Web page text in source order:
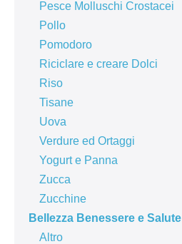
Pesce Molluschi Crostacei
Pollo
Pomodoro
Riciclare e creare Dolci
Riso
Tisane
Uova
Verdure ed Ortaggi
Yogurt e Panna
Zucca
Zucchine
Bellezza Benessere e Salute
Altro